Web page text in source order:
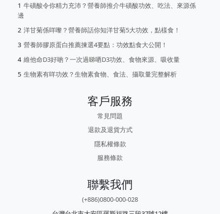
牛磺酸令你精力充沛？營養師推介牛磺酸功效、吃法、來源係
邊
洋甘菊係咩嚟？營養師話你知洋甘菊5大功效，點樣食！
營養師膠原蛋白推薦揀選4要點：功效點食大公開！
維他命D3好啲？一次過睇哂D3功效、食物來源、吸收量
生物素有咩功效？生物素食物、食法、攝取量完整解析
客戶服務
常見問題
退款及退貨方式
隱私權條款
服務條款
聯繫我們
(+886)0800-000-028